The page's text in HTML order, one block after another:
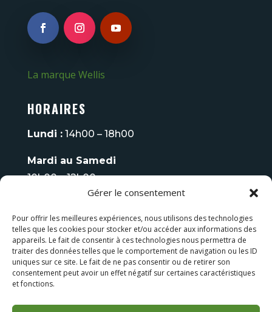
Gérer le consentement
Pour offrir les meilleures expériences, nous utilisons des technologies
telles que les cookies pour stocker et/ou accéder aux informations des
appareils. Le fait de consentir à ces technologies nous permettra de
traiter des données telles que le comportement de navigation ou les ID
uniques sur ce site. Le fait de ne pas consentir ou de retirer son
consentement peut avoir un effet négatif sur certaines caractéristiques
et fonctions.
La marque Wellis
HORAIRES
Lundi :14h00 – 18h00
Mardi au Samedi
10h00 – 12h00
14h00 – 18h00
Fermé le Dimanche
Tel : 06 08 93 70 75
LES FAUTEUILS DE MASSAGE